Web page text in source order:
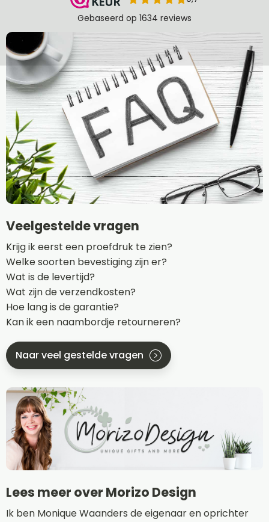
Veelgestelde vragen
Krijg ik eerst een proefdruk te zien?
Welke soorten bevestiging zijn er?
Wat is de levertijd?
Wat zijn de verzendkosten?
Hoe lang is de garantie?
Kan ik een naambordje retourneren?
Naar veel gestelde vragen
Lees meer over Morizo Design
Ik ben Monique Waanders de eigenaar en oprichter